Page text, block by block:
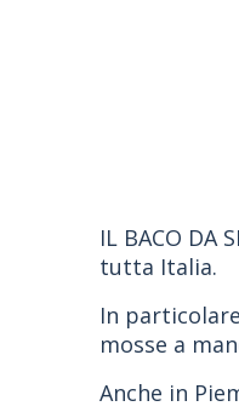
IL BACO DA
tutta Italia.
In
mosse a
Anche in